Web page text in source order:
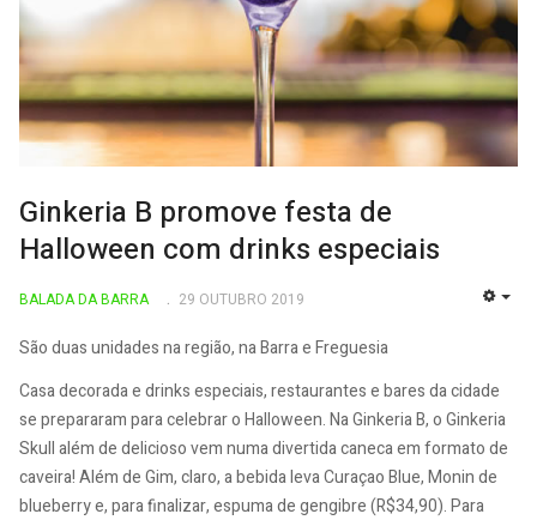
Ginkeria B promove festa de
Halloween com drinks especiais
BALADA DA BARRA 29 OUTUBRO 2019
São duas unidades na região, na Barra e Freguesia
Casa decorada e drinks especiais, restaurantes e bares da cidade
se prepararam para celebrar o Halloween. Na Ginkeria B, o Ginkeria
Skull além de delicioso vem numa divertida caneca em formato de
caveira! Além de Gim, claro, a bebida leva Curaçao Blue, Monin de
blueberry e, para finalizar, espuma de gengibre (R$34,90). Para